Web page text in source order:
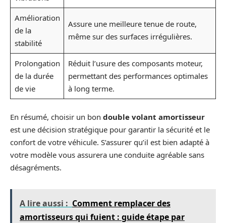
Amélioration
de la
stabilité
Assure une meilleure tenue de route,
même sur des surfaces irrégulières.
Prolongation
de la durée
de vie
Réduit l’usure des composants moteur,
permettant des performances optimales
à long terme.
En résumé, choisir un bon double volant amortisseur
est une décision stratégique pour garantir la sécurité et le
confort de votre véhicule. S’assurer qu’il est bien adapté à
votre modèle vous assurera une conduite agréable sans
désagréments.
A lire aussi : Comment remplacer des
amortisseurs qui fuient : guide étape par